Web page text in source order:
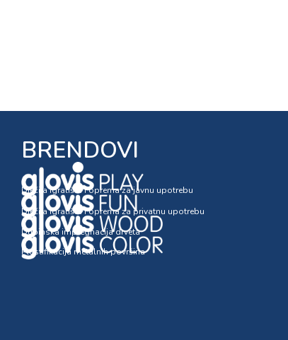
BRENDOVI
Dječija igrališta i oprema za javnu upotrebu
Dječija igrališta i oprema za privatnu upotrebu
Dubinska impregnacija drveta
Plastifikacija metalnih površina